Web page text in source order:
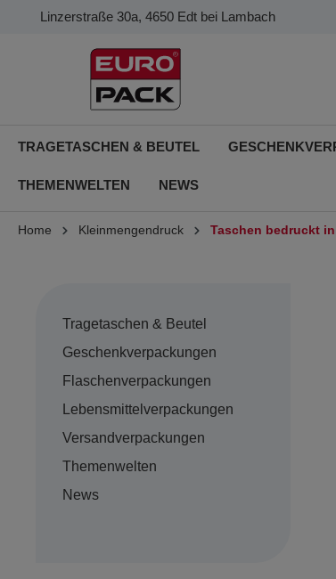
Linzerstraße 30a, 4650 Edt bei Lambach
TRAGETASCHEN & BEUTEL
THEMENWELTEN NEWS
Home Kleinmengendruck Taschen bedruckt
Tragetaschen & Beutel
Geschenkverpackungen
Flaschenverpackungen
Lebensmittelverpackungen
Versandverpackungen
Themenwelten
News